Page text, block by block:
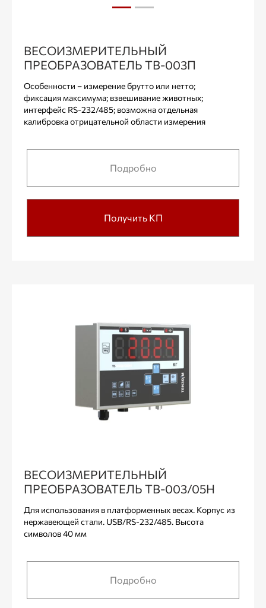
ВЕСОИЗМЕРИТЕЛЬНЫЙ
ПРЕОБРАЗОВАТЕЛЬ ТВ-003П
Особенности – измерение брутто или нетто;
фиксация максимума; взвешивание животных;
интерфейс RS-232/485; возможна отдельная
калибровка отрицательной области измерения
Подробно
Получить КП
ВЕСОИЗМЕРИТЕЛЬНЫЙ
ПРЕОБРАЗОВАТЕЛЬ ТВ-003/05Н
Для использования в платформенных весах. Корпус из
нержавеющей стали. USB/RS-232/485. Высота
символов 40 мм
Подробно